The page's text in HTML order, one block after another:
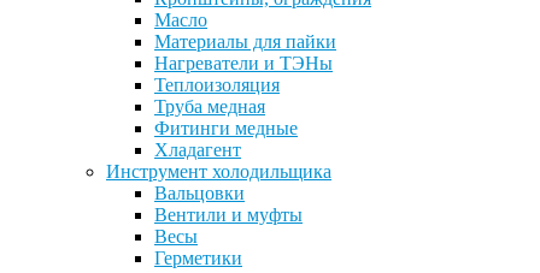
Масло
Материалы для пайки
Нагреватели и ТЭНы
Теплоизоляция
Труба медная
Фитинги медные
Хладагент
Инструмент холодильщика
Вальцовки
Вентили и муфты
Весы
Герметики